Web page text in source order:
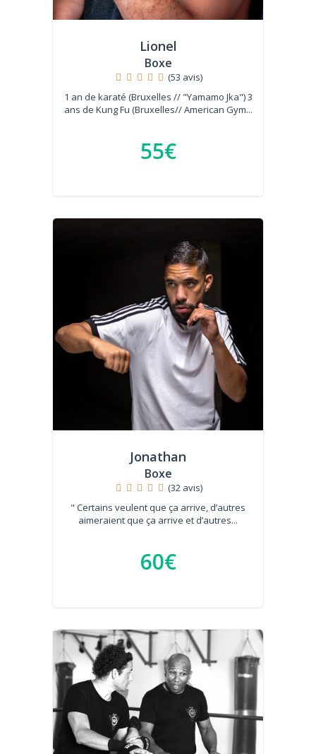
Lionel
Boxe
(53 avis)
1 an de karaté (Bruxelles // "Yamamo Jka") 3
ans de Kung Fu (Bruxelles// American Gym...
55€
Jonathan
Boxe
(32 avis)
" Certains veulent que ça arrive, d’autres
aimeraient que ça arrive et d’autres...
60€